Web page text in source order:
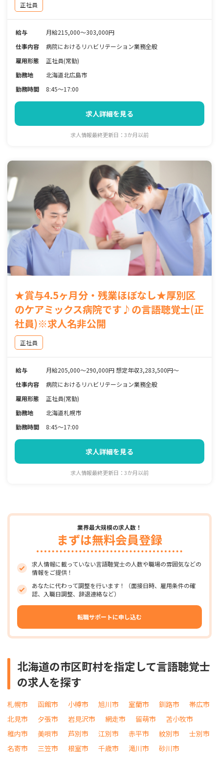
正社員
給与
月給215,000～303,000円
仕事内容
病院におけるリハビリテーション業務全般
雇用形態
正社員(常勤)
勤務地
北海道北広島市
勤務時間
8:45～17:00
求人詳細を見る
求人情報最終更新日：3か月以前
★賞与4.5ヶ月分・残業ほぼなし★厚別区
のケアミックス病院です♪の言語聴覚士(正
社員)※求人名非公開
正社員
給与
月給205,000～290,000円 想定年収3,283,500円～
仕事内容
病院におけるリハビリテーション業務全般
雇用形態
正社員(常勤)
勤務地
北海道札幌市
勤務時間
8:45～17:00
求人詳細を見る
求人情報最終更新日：3か月以前
業界最大規模の求人数！
まずは無料会員登録
求人情報に載っていない言語聴覚士の人数や職場の雰囲気などの
情報をご提供！
あなたに代わって調整を行います！（面接日時、雇用条件の確
認、入職日調整、辞退連絡など）
転職サポートに申し込む
北海道の市区町村を指定して言語聴覚士
の求人を探す
札幌市 函館市 小樽市 旭川市 室蘭市 釧路市
帯広市
北見市
夕張市 岩見沢市 網走市 留萌市
苫小牧市
稚内市
美唄市 芦別市 江別市 赤平市 紋別市
士別市
名寄市
三笠市 根室市 千歳市 滝川市 砂川市